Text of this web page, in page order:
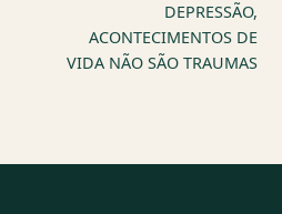
DEPRESSÃO,
ACONTECIMENTOS DE
VIDA NÃO SÃO TRAUMAS